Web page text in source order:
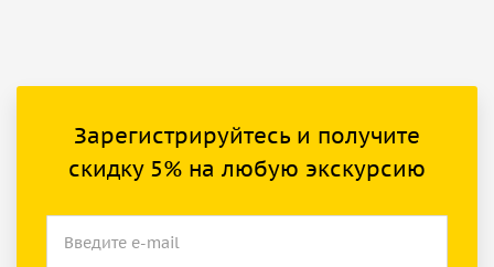
Зарегистрируйтесь и получите
скидку 5% на любую экскурсию